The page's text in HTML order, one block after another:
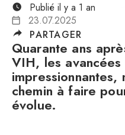
Publié il y a 1 an
23.07.2025
PARTAGER
Quarante ans
VIH, les
chemin à faire
évolue.